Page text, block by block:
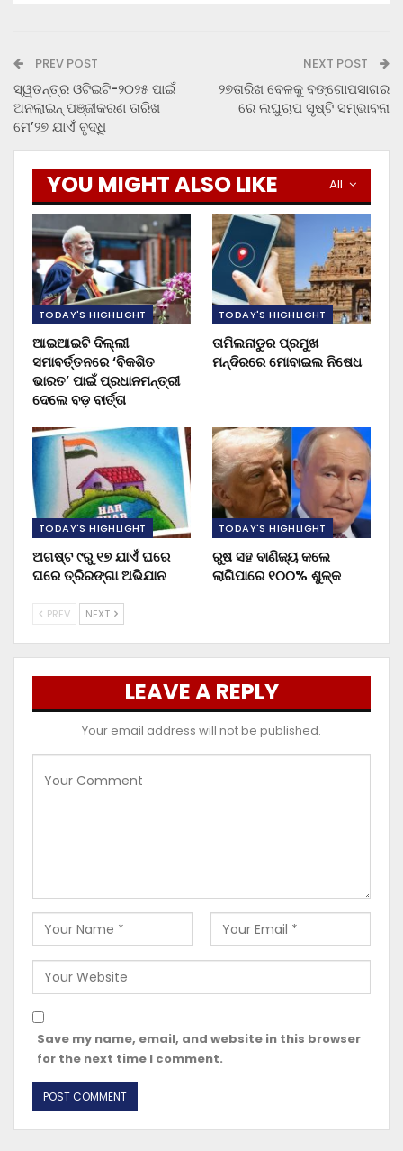
PREV POST
ସ୍ୱତନ୍ତ୍ର ଓଟିଇଟି-୨୦୨୫ ପାଇଁ
ଅନଲାଇନ୍ ପଞ୍ଜୀକରଣ ତାରିଖ
ମେ’୨୭ ଯାଏଁ ବୃଦ୍ଧି
NEXT POST
୨୭ତାରିଖ ବେଳକୁ ବଙ୍ଗୋପସାଗର
ରେ ଲଘୁଚାପ ସୃଷ୍ଟି ସମ୍ଭାବନା
All
YOU MIGHT ALSO LIKE
TODAY'S HIGHLIGHT
ଆଇଆଇଟି ଦିଲ୍ଲୀ
ସମାବର୍ତ୍ତନରେ ‘ବିକଶିତ
ଭାରତ’ ପାଇଁ ପ୍ରଧାନମନ୍ତ୍ରୀ
ଦେଲେ ବଡ଼ ବାର୍ତ୍ତା
TODAY'S HIGHLIGHT
ତାମିଲନାଡୁର ପ୍ରମୁଖ
ମନ୍ଦିରରେ ମୋବାଇଲ ନିଷେଧ
TODAY'S HIGHLIGHT
ଅଗଷ୍ଟ ୯ରୁ ୧୭ ଯାଏଁ ଘରେ
ଘରେ ତ୍ରିରଙ୍ଗା ଅଭିଯାନ
TODAY'S HIGHLIGHT
ରୁଷ ସହ ବାଣିଜ୍ୟ କଲେ
ଲାଗିପାରେ ୧୦୦% ଶୁଳ୍କ
PREV NEXT
LEAVE A REPLY
Your email address will not be published.
Save my name, email, and website in this browser
for the next time I comment.